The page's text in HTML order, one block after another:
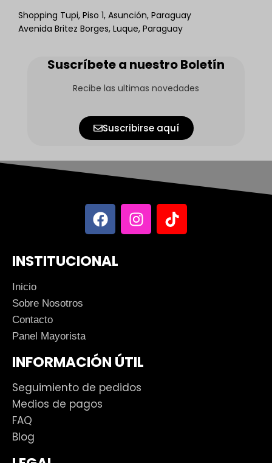
Shopping Tupi, Piso 1, Asunción, Paraguay
Avenida Britez Borges, Luque, Paraguay
Suscríbete a nuestro Boletín
Recibe las ultimas novedades
Suscribirse aquí
INSTITUCIONAL
Inicio
Sobre Nosotros
Contacto
Panel Mayorista
INFORMACIÓN ÚTIL
Seguimiento de pedidos
Medios de pagos
FAQ
Blog